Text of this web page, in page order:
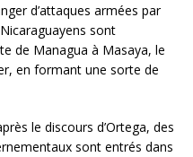
d’attaques armées par
sont
de Managua à Masaya, le
en formant une sorte de
le discours d’Ortega, des
sont entrés dans